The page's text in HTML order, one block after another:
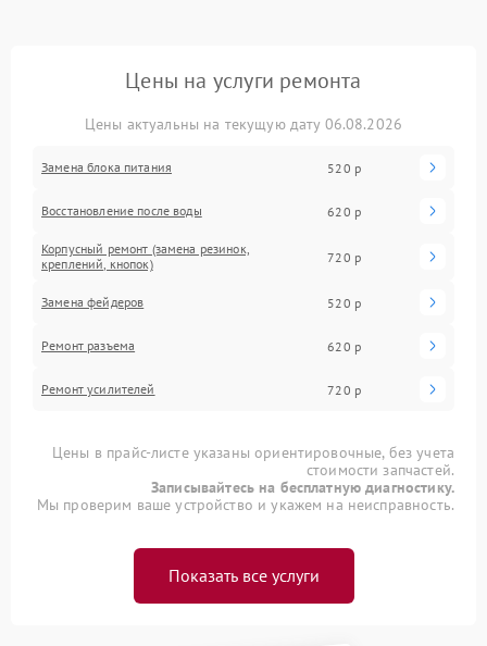
Цены на услуги ремонта
Цены актуальны на текущую дату 06.08.2026
Замена блока питания 520 р
Восстановление после воды 620 р
Корпусный ремонт (замена резинок,
креплений, кнопок)
720 р
Замена фейдеров 520 р
Ремонт разъема 620 р
Ремонт усилителей 720 р
Цены в прайс-листе указаны ориентировочные, без учета
стоимости запчастей.
Записывайтесь на бесплатную диагностику.
Мы проверим ваше устройство и укажем на неисправность.
Показать все услуги